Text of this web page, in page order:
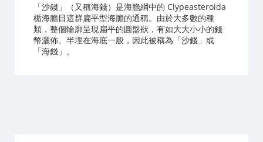
「沙錢」（又稱海錢）是海膽綱中的 Clypeasteroida
楯海膽目這群扁平型海膽的通稱。由於大多數的種
類，整個輪廓呈現扁平的圓盤狀，有如大大小小的錢
幣灑佈、半埋在海底一般，因此被稱為「沙錢」或
「海錢」。